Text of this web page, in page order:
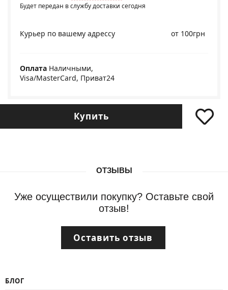
Будет передан в службу доставки сегодня
Курьер по вашему адрессу от 100грн
Оплата Наличными,
Visa/MasterCard, Приват24
Купить
ОТЗЫВЫ
Уже осуществили покупку? Оставьте свой
отзыв!
Оставить отзыв
БЛОГ